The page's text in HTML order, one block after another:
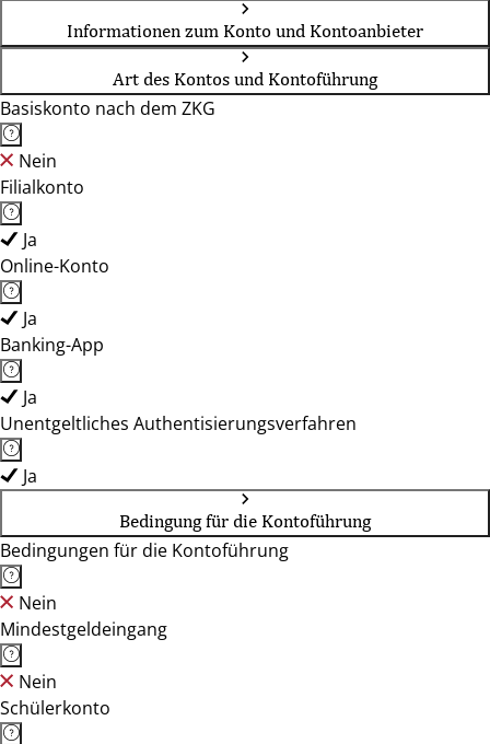
Informationen zum Konto und Kontoanbieter
Art des Kontos und Kontoführung
Basiskonto nach dem ZKG
Nein
Filialkonto
Ja
Online-Konto
Ja
Banking-App
Ja
Unentgeltliches Authentisierungsverfahren
Ja
Bedingung für die Kontoführung
Bedingungen für die Kontoführung
Nein
Mindestgeldeingang
Nein
Schülerkonto